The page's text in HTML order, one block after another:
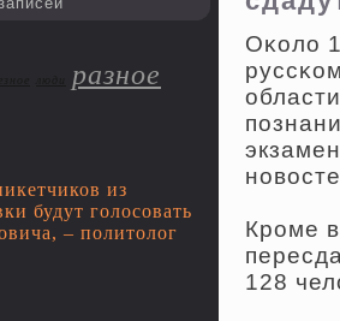
разное
из
будут голосовать
– политолог
Оκоло
Крοме
128